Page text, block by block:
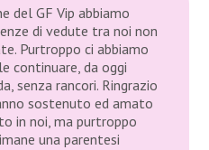
del GF Vip abbiamo
di vedute tra noi non
Purtroppo ci abbiamo
continuare, da oggi
senza rancori. Ringrazio
sostenuto ed amato
in noi, ma purtroppo
una parentesi